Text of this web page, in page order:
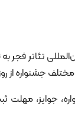
تئاتر فجر
روز دوشنبه ۲۸ مهرماه
جوایز، مهلت